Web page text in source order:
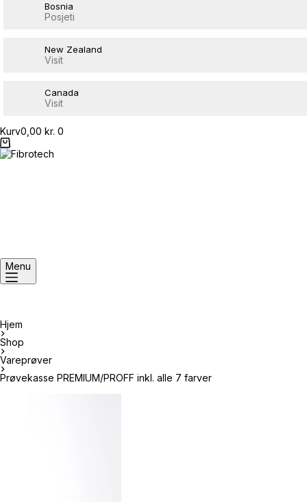
Bosnia
Posjeti
New Zealand
Visit
Canada
Visit
Kurv0,00 kr. 0
Menu
Hjem
Shop
Vareprøver
Prøvekasse PREMIUM/PROFF inkl. alle 7 farver